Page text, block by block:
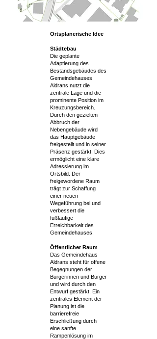
Ortsplanerische Idee
Städtebau
Die geplante
Adaptierung des
Bestandsgebäudes des
Gemeindehauses
Aldrans nutzt die
zentrale Lage und die
prominente Position im
Kreuzungsbereich.
Durch den gezielten
Abbruch der
Nebengebäude wird
das Hauptgebäude
freigestellt und in seiner
Präsenz gestärkt. Dies
ermöglicht eine klare
Adressierung im
Ortsbild. Der
freigewordene Raum
trägt zur Schaffung
einer neuen
Wegeführung bei und
verbessert die
fußläufige
Erreichbarkeit des
Gemeindehauses.
Öffentlicher Raum
Das Gemeindehaus
Aldrans steht für offene
Begegnungen der
Bürgerinnen und Bürger
und wird durch den
Entwurf gestärkt. Ein
zentrales Element der
Planung ist die
barrierefreie
Erschließung durch
eine sanfte
Rampenlösung im